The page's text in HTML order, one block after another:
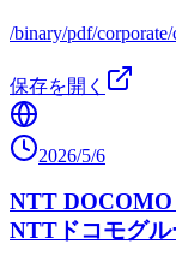
/binary/pdf/
保存を開く
2026/5/6
NTT DOCOMO
NTTドコモグル